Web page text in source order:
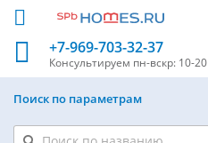
+7-969-703-32-37
Консультируем пн-вскр: 10-20
Поиск по параметрам